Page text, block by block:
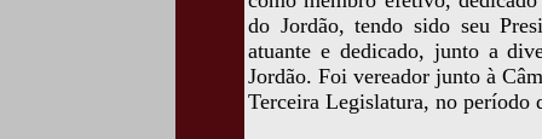
do Jordão, tendo sido seu
atuante e dedicado, junto a
Jordão. Foi vereador junto à
Terceira Legislatura, no período